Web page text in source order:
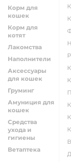
Корм для
кошек
Корм для
котят
Лакомства
Наполнители
Аксессуары
для кошек
Груминг
Амуниция для
кошек
Средства
ухода и
гигиены
Ветаптека